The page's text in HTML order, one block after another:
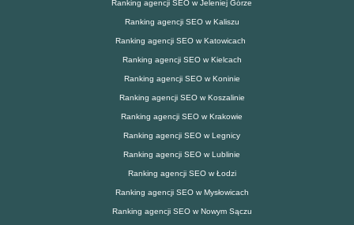
Ranking agencji SEO w Jeleniej Górze
Ranking agencji SEO w Kaliszu
Ranking agencji SEO w Katowicach
Ranking agencji SEO w Kielcach
Ranking agencji SEO w Koninie
Ranking agencji SEO w Koszalinie
Ranking agencji SEO w Krakowie
Ranking agencji SEO w Legnicy
Ranking agencji SEO w Lublinie
Ranking agencji SEO w Łodzi
Ranking agencji SEO w Mysłowicach
Ranking agencji SEO w Nowym Sączu